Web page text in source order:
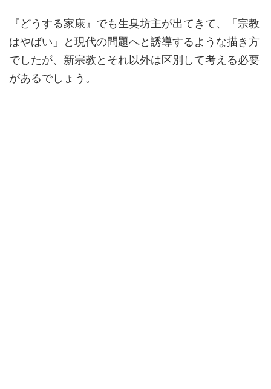
『どうする家康』でも生臭坊主が出てきて、「宗教
はやばい」と現代の問題へと誘導するような描き方
でしたが、新宗教とそれ以外は区別して考える必要
があるでしょう。